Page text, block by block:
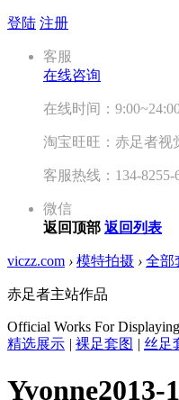
登陆 注册
客服
在线咨询
在线时间：
淘宝旺旺：赤足者视
客服热线：134-8255-
微信
返回顶部 返回列表
viczz.com › 模特拍摄 › 全部
赤足者主站作品
Official Works For Displaying
精选展示 | 裸足套图 | 丝足
Yvonne2013-1